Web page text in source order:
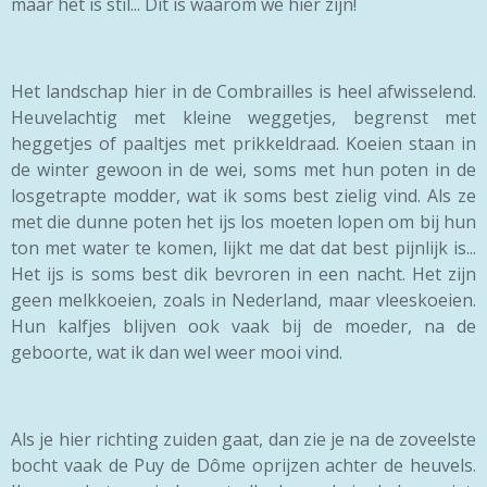
maar het is stil... Dít is waarom we hier zijn!
Het landschap hier in de Combrailles is heel afwisselend.
Heuvelachtig met kleine weggetjes, begrenst met
heggetjes of paaltjes met prikkeldraad. Koeien staan in
de winter gewoon in de wei, soms met hun poten in de
losgetrapte modder, wat ik soms best zielig vind. Als ze
met die dunne poten het ijs los moeten lopen om bij hun
ton met water te komen, lijkt me dat dat best pijnlijk is...
Het ijs is soms best dik bevroren in een nacht. Het zijn
geen melkkoeien, zoals in Nederland, maar vleeskoeien.
Hun kalfjes blijven ook vaak bij de moeder, na de
geboorte, wat ik dan wel weer mooi vind.
Als je hier richting zuiden gaat, dan zie je na de zoveelste
bocht vaak de Puy de Dôme oprijzen achter de heuvels.